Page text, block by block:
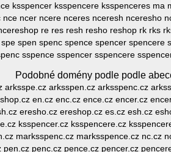
ksspencer ksspencere ksspenceres
ncer ncere nceres nceresh nceresho
re res resh resho reshop rk rks
spen spenc spence spencer
sspence sspencer sspencere
Podobné domény podle podle
arksspen.cz arksspenc.cz
en.cz enc.cz ence.cz encer.cz
eresho.cz ereshop.cz es.cz esh.cz
ksspencer.cz ksspencere.cz
marksspenc.cz marksspence.cz nc.cz
penc.cz pence.cz pencer.cz